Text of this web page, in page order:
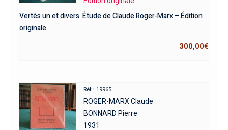
Vertès un et divers. Étude de Claude Roger-Marx – Édition
originale.
300,00€
Réf : 19965
ROGER-MARX Claude
BONNARD Pierre
1931